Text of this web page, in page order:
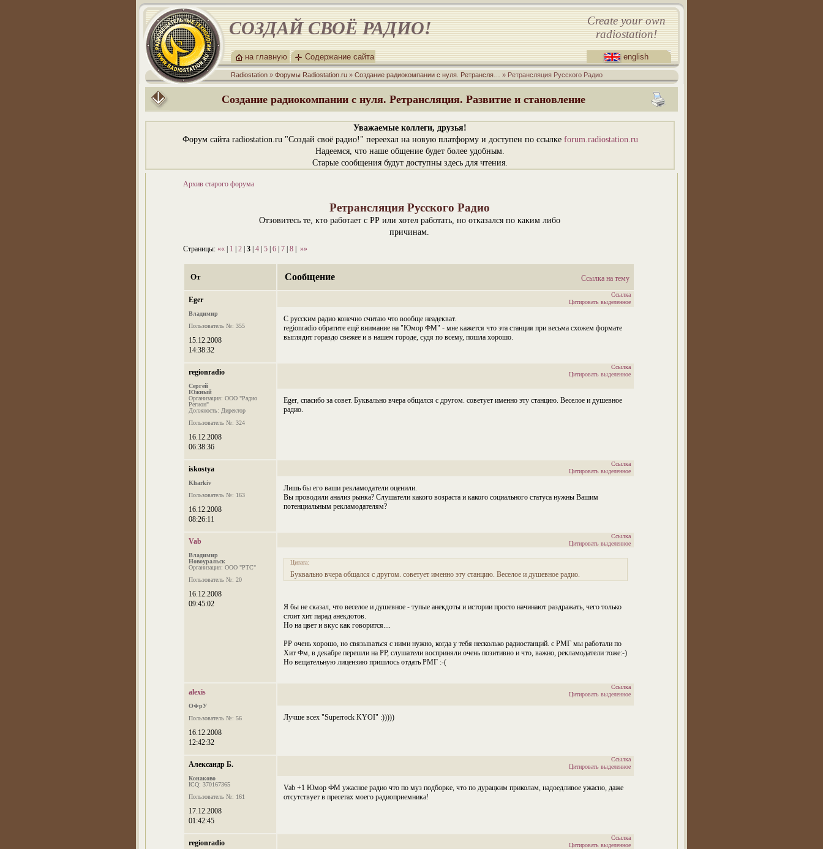
СОЗДАЙ СВОЁ РАДИО!
на главную Содержание сайта
Create your own
radiostation!
english
Radiostation » Форумы Radiostation.ru » Создание радиокомпании с нуля. Ретрансля… » Ретрансляция Русского Радио
Создание радиокомпании с нуля. Ретрансляция. Развитие и становление
Уважаемые коллеги, друзья!
Форум сайта radiostation.ru "Создай своё радио!" переехал на новую платформу и доступен по ссылке forum.radiostation.ru
Надеемся, что наше общение будет более удобным.
Старые сообщения будут доступны здесь для чтения.
Архив старого форума
Ретрансляция Русского Радио
Отзовитесь те, кто работает с РР или хотел работать, но отказался по каким либо
причинам.
Страницы: «« 1 2 3 4 5 6 7 8 »»
От Сообщение Ссылка на тему
Eger
Владимир
Пользователь №: 355
15.12.2008
14:38:32
Ссылка
Цитировать выделенное
С русским радио конечно считаю что вообще неадекват.
regionradio обратите ещё внимание на "Юмор ФМ" - мне кажется что эта станция при весьма схожем формате
выглядит гораздо свежее и в нашем городе, судя по всему, пошла хорошо.
regionradio
Сергей
Южный
Организация: ООО "Радио
Регион"
Должность: Директор
Пользователь №: 324
16.12.2008
06:38:36
Ссылка
Цитировать выделенное
Eger, спасибо за совет. Буквально вчера общался с другом. советует именно эту станцию. Веселое и душевное
радио.
iskostya
Kharkiv
Пользователь №: 163
16.12.2008
08:26:11
Ссылка
Цитировать выделенное
Лишь бы его ваши рекламодатели оценили.
Вы проводили анализ рынка? Слушатели какого возраста и какого социального статуса нужны Вашим
потенциальным рекламодателям?
Vab
Владимир
Новоуральск
Организация: ООО "РТС"
Пользователь №: 20
16.12.2008
09:45:02
Ссылка
Цитировать выделенное
Цитата:
Буквально вчера общался с другом. советует именно эту станцию. Веселое и душевное радио.
Я бы не сказал, что веселое и душевное - тупые анекдоты и истории просто начинают раздражать, чего только
стоит хит парад анекдотов.
Но на цвет и вкус как говорится....
РР очень хорошо, но связываться с ними нужно, когда у тебя несколько радиостанций. с РМГ мы работали по
Хит Фм, в декабре перешли на РР, слушатели восприняли очень позитивно и что, важно, рекламодатели тоже:-)
Но вещательную лицензию пришлось отдать РМГ :-(
alexis
ОФрУ
Пользователь №: 56
16.12.2008
12:42:32
Ссылка
Цитировать выделенное
Лучше всех "Superrock KYOI" :)))))
Александр Б.
Конаково
ICQ: 370167365
Пользователь №: 161
17.12.2008
01:42:45
Ссылка
Цитировать выделенное
Vab +1 Юмор ФМ ужасное радио что по муз подборке, что по дурацким приколам, надоедливое ужасно, даже
отсутствует в пресетах моего радиоприемника!
regionradio
Ссылка
Цитировать выделенное